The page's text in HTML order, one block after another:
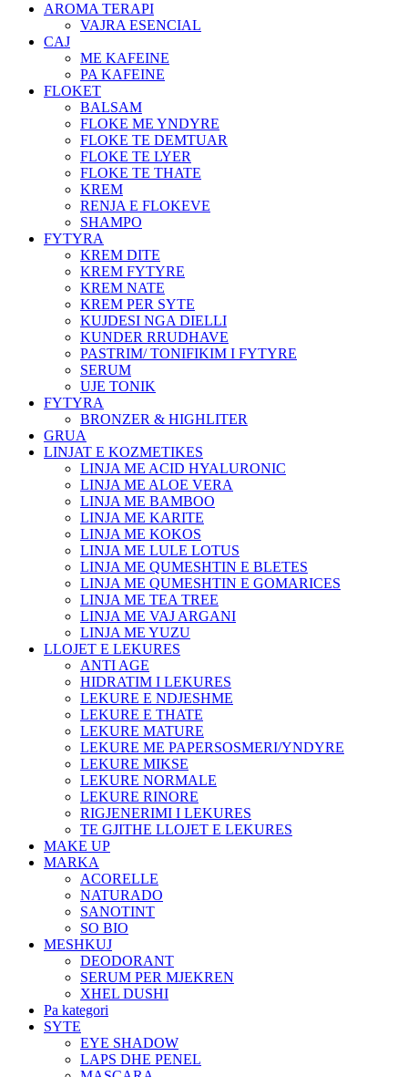
AROMA TERAPI
VAJRA ESENCIAL
CAJ
ME KAFEINE
PA KAFEINE
FLOKET
BALSAM
FLOKE ME YNDYRE
FLOKE TE DEMTUAR
FLOKE TE LYER
FLOKE TE THATE
KREM
RENJA E FLOKEVE
SHAMPO
FYTYRA
KREM DITE
KREM FYTYRE
KREM NATE
KREM PER SYTE
KUJDESI NGA DIELLI
KUNDER RRUDHAVE
PASTRIM/ TONIFIKIM I FYTYRE
SERUM
UJE TONIK
FYTYRA
BRONZER & HIGHLITER
GRUA
LINJAT E KOZMETIKES
LINJA ME ACID HYALURONIC
LINJA ME ALOE VERA
LINJA ME BAMBOO
LINJA ME KARITE
LINJA ME KOKOS
LINJA ME LULE LOTUS
LINJA ME QUMESHTIN E BLETES
LINJA ME QUMESHTIN E GOMARICES
LINJA ME TEA TREE
LINJA ME VAJ ARGANI
LINJA ME YUZU
LLOJET E LEKURES
ANTI AGE
HIDRATIM I LEKURES
LEKURE E NDJESHME
LEKURE E THATE
LEKURE MATURE
LEKURE ME PAPERSOSMERI/YNDYRE
LEKURE MIKSE
LEKURE NORMALE
LEKURE RINORE
RIGJENERIMI I LEKURES
TE GJITHE LLOJET E LEKURES
MAKE UP
MARKA
ACORELLE
NATURADO
SANOTINT
SO BIO
MESHKUJ
DEODORANT
SERUM PER MJEKREN
XHEL DUSHI
Pa kategori
SYTE
EYE SHADOW
LAPS DHE PENEL